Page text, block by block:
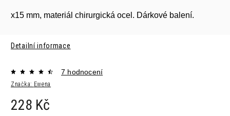
x15 mm, materiál chirurgická ocel. Dárkové balení.
Detailní informace
Značka: Ewena
7 hodnocení
228 Kč